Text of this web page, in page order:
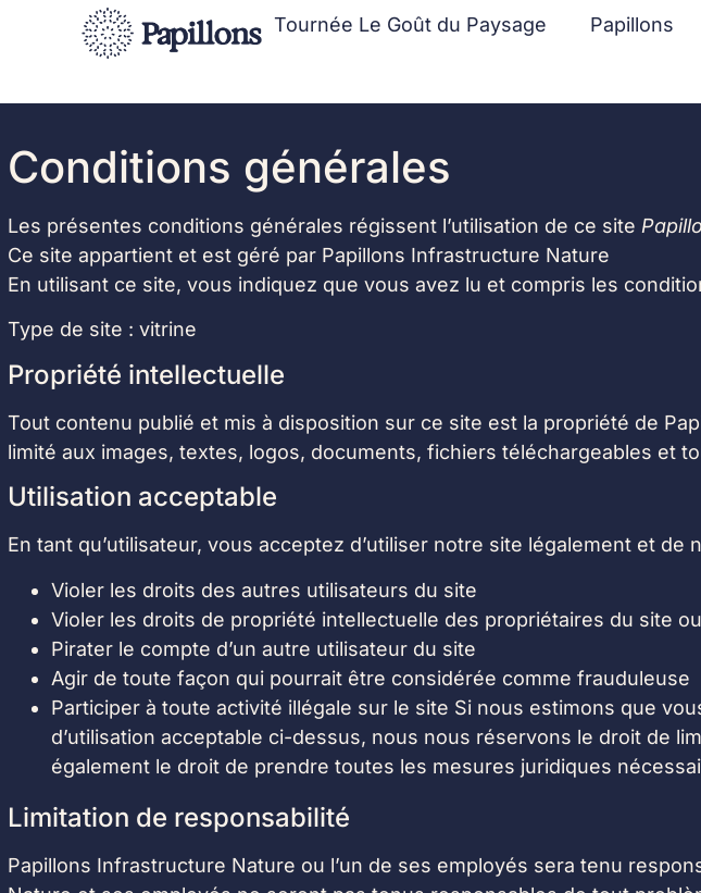
Tournée Le Goût du Paysage Papillons
Conditions générales
Les présentes conditions générales régissent l’utilisation de ce site
Ce site appartient et est géré par Papillons Infrastructure Nature
En utilisant ce site, vous indiquez que vous avez lu et compris les
Type de site : vitrine
Propriété intellectuelle
Tout contenu publié et mis à disposition sur ce site est la propriété de
limité aux images, textes, logos, documents, fichiers téléchargeables et
Utilisation acceptable
En tant qu’utilisateur, vous acceptez d’utiliser notre site légalement et
Violer les droits des autres utilisateurs du site
Violer les droits de propriété intellectuelle des propriétaires du site
Pirater le compte d’un autre utilisateur du site
Agir de toute façon qui pourrait être considérée comme frauduleuse
Participer à toute activité illégale sur le site Si nous estimons que
d’utilisation acceptable ci-dessus, nous nous réservons le droit de
également le droit de prendre toutes les mesures juridiques
Limitation de responsabilité
Papillons Infrastructure Nature ou l’un de ses employés sera tenu